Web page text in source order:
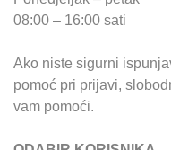
08:00 – 16:00 sati
Ako niste sigurni
pomoć pri prijavi,
vam pomoći.